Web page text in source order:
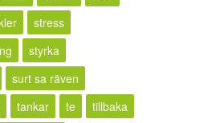
stress
styrka
surt sa räven
tankar te
tillbaka